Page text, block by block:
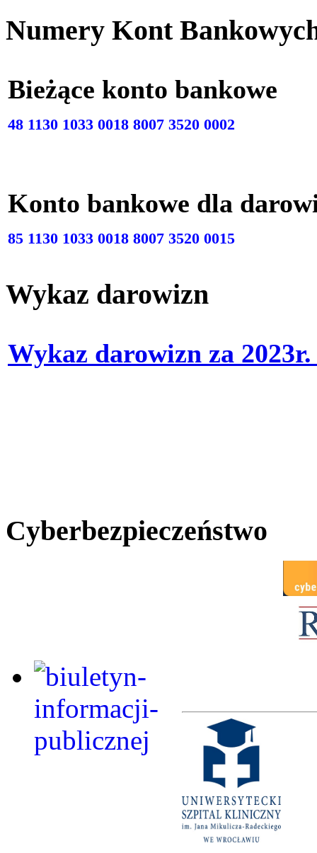
Numery Kont
Bieżące konto
48 1130 1033 0018 8007 3520 0002
Konto bankowe dla
85 1130 1033 0018 8007 3520 0015
Wykaz darowizn
Wykaz darowizn za
Cyberbezpieczeństwo